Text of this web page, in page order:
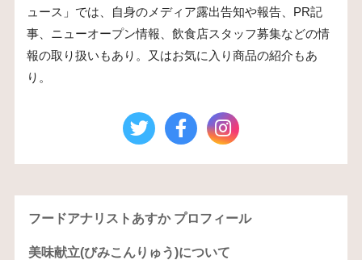
ュース」では、自身のメディア露出告知や報告、PR記
事、ニューオープン情報、飲食店スタッフ募集などの情
報の取り扱いもあり。又はお気に入り商品の紹介もあ
り。
フードアナリストあすか プロフィール
美味献立(びみこんりゅう)について